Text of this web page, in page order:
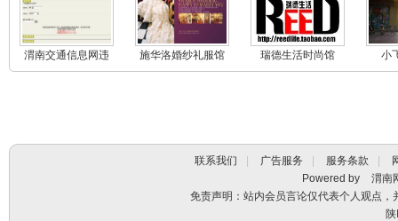
渭南交通信息网违
章查询系统
施华洛婚纱礼服馆 瑞德生活时尚馆 小
联系我们 广告服务 服务条款
Powered by
渭南
免责声明：站内会员言论仅代表个人观点